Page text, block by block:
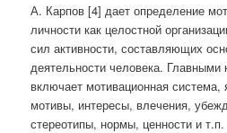
А. Карпов [4] дает определение
личности как целостной
сил активности, составляющих
деятельности человека. Главными
включает мотивационная система,
мотивы, интересы, влечения,
стереотипы, нормы, ценности и т.п.